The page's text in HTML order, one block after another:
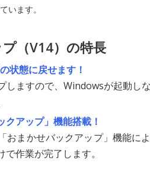
います。
（V14）の特長
状態に戻せます！
ますので、Windowsが起動しな
アップ」機能搭載！
おまかせバックアップ」機能に
作業が完了します。